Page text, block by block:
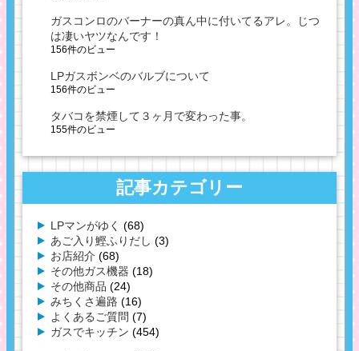
ガスコンロのバーナーの真ん中に付いてるアレ。じつ
は凄いヤツなんです！
156件のビュー
LPガスボンベのバルブについて
156件のビュー
タバコを禁煙して３ヶ月で変わった事。
155件のビュー
記事カテゴリー
LPマンがゆく (68)
あご入り鰹ふりだし (3)
お店紹介 (68)
その他ガス機器 (18)
その他商品 (24)
みちくさ遍路 (16)
よくあるご質問 (7)
ガスでキッチン (454)